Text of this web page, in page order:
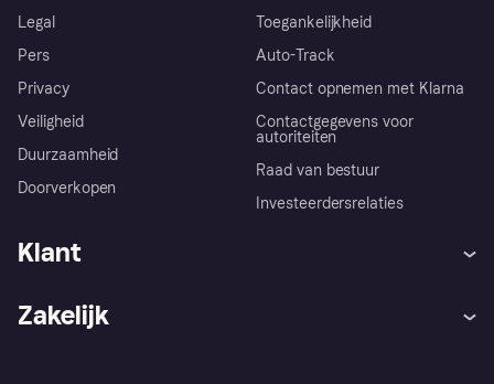
Legal
Pers
Privacy
Veiligheid
Duurzaamheid
Doorverkopen
Toegankelijkheid
Auto-Track
Contact opnemen met Klarna
Contactgegevens voor
autoriteiten
Raad van bestuur
Investeerdersrelaties
Klant
Zakelijk